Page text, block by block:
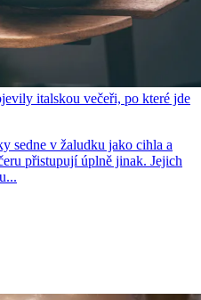
italskou večeři, po které jde
sedne v žaludku jako cihla a
přistupují úplně jinak. Jejich